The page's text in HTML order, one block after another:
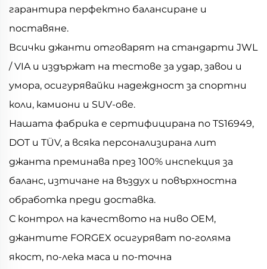
гарантира перфектно балансиране и
поставяне.
Всички джанти отговарят на стандарти JWL
/ VIA и издържат на тестове за удар, завои и
умора, осигурявайки надеждност за спортни
коли, камиони и SUV-ове.
Нашата фабрика е сертифицирана по TS16949,
DOT и TÜV, а всяка персонализирана лит
джанта преминава през 100% инспекция за
баланс, изтичане на въздух и повърхностна
обработка преди доставка.
С контрол на качеството на ниво OEM,
джантите FORGEX осигуряват по-голяма
якост, по-лека маса и по-точна